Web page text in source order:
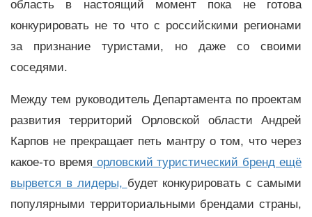
область в настоящий момент пока не готова
конкурировать не то что с российскими регионами
за признание туристами, но даже со своими
соседями.
Между тем руководитель Департамента по проектам
развития территорий Орловской области Андрей
Карпов не прекращает петь мантру о том, что через
какое-то время орловский туристический бренд ещё
вырвется в лидеры, будет конкурировать с самыми
популярными территориальными брендами страны,